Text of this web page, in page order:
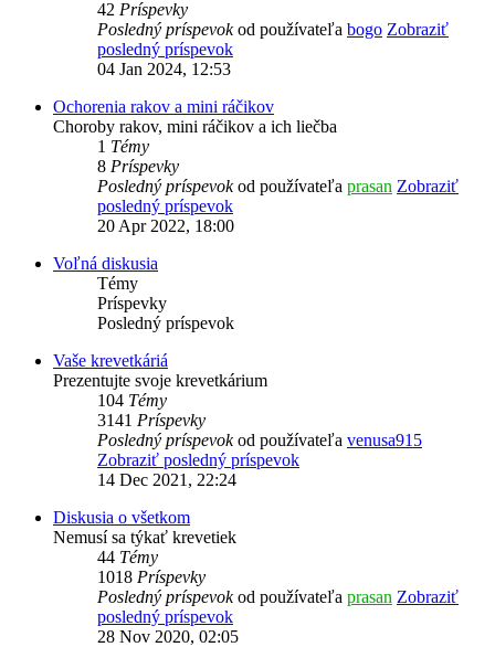
42 Príspevky
Posledný príspevokod používateľa bogo Zobraziť
posledný príspevok
04 Jan 2024, 12:53
Ochorenia rakov a mini ráčikov
Choroby rakov, mini ráčikov a ich liečba
1 Témy
8 Príspevky
Posledný príspevokod používateľa prasan Zobraziť
posledný príspevok
20 Apr 2022, 18:00
Voľná diskusia
Témy
Príspevky
Posledný príspevok
Vaše krevetkáriá
Prezentujte svoje krevetkárium
104 Témy
3141 Príspevky
Posledný príspevokod používateľa venusa915
Zobraziť posledný príspevok
14 Dec 2021, 22:24
Diskusia o všetkom
Nemusí sa týkať krevetiek
44 Témy
1018 Príspevky
Posledný príspevokod používateľa prasan Zobraziť
posledný príspevok
28 Nov 2020, 02:05